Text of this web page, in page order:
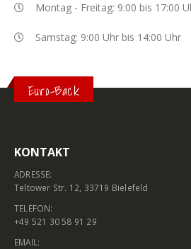
Montag - Freitag: 9:00 bis 17:00
Samstag: 9:00 Uhr bis 14:00 Uhr
Euro-Back
KONTAKT
ADRESSE:
Teltower Str. 12, 33719 Bielefeld
TELEFON:
+49 521 30 58 91 29
EMAIL: